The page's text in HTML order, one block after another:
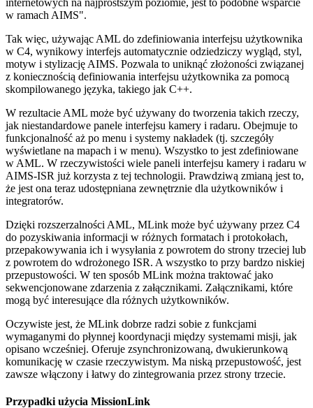
w ramach AIMS".
Tak więc, używając AML do zdefiniowania interfejsu użytkownika
w C4, wynikowy interfejs automatycznie odziedziczy wygląd, styl,
motyw i stylizację AIMS. Pozwala to uniknąć złożoności związanej
z koniecznością definiowania interfejsu użytkownika za pomocą
skompilowanego języka, takiego jak C++.
W rezultacie AML może być używany do tworzenia takich rzeczy,
jak niestandardowe panele interfejsu kamery i radaru. Obejmuje to
funkcjonalność aż po menu i systemy nakładek (tj. szczegóły
wyświetlane na mapach i w menu). Wszystko to jest zdefiniowane
w AML. W rzeczywistości wiele paneli interfejsu kamery i radaru w
AIMS-ISR już korzysta z tej technologii. Prawdziwą zmianą jest to,
że jest ona teraz udostępniana zewnętrznie dla użytkowników i
integratorów.
Dzięki rozszerzalności AML, MLink może być używany przez C4
do pozyskiwania informacji w różnych formatach i protokołach,
przepakowywania ich i wysyłania z powrotem do strony trzeciej lub
z powrotem do wdrożonego ISR. A wszystko to przy bardzo niskiej
przepustowości. W ten sposób MLink można traktować jako
sekwencjonowane zdarzenia z załącznikami. Załącznikami, które
mogą być interesujące dla różnych użytkowników.
Oczywiste jest, że MLink dobrze radzi sobie z funkcjami
wymaganymi do płynnej koordynacji między systemami misji, jak
opisano wcześniej. Oferuje zsynchronizowaną, dwukierunkową
komunikację w czasie rzeczywistym. Ma niską przepustowość, jest
zawsze włączony i łatwy do zintegrowania przez strony trzecie.
Przypadki użycia MissionLink